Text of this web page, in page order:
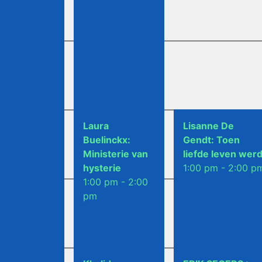
Erik Segers: Hotel
Adonis
1:00 pm - 2:00 pm
Rudy Morren:
Verdronken land
1:00 pm - 2:00 pm
Laura
Buelinckx:
Ministerie van
hysterie
1:00 pm - 2:00
pm
Lisanne De
Gendt: Toen
liefde leven werd
1:00 pm - 2:00